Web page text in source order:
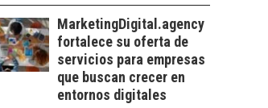
crédito…
DIGITALES
EXPORTADOS DESDE
CHILE
El auge de las
exportaciones de
servicios digitales en
MarketingDigital.agency
fortalece su oferta de
servicios para empresas
que buscan crecer en
entornos digitales